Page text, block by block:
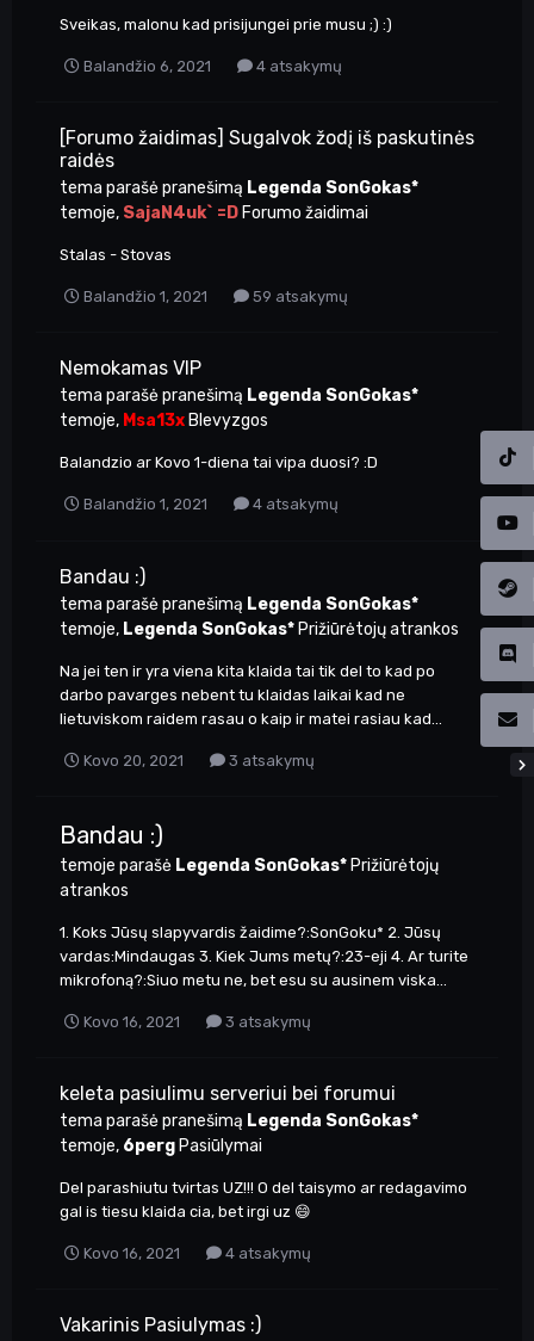
Sveikas, malonu kad prisijungei prie musu ;) :)
Balandžio 6, 2021 4 atsakymų
[Forumo žaidimas] Sugalvok žodį iš paskutinės
raidės
tema parašė pranešimą Legenda SonGokas*
temoje, SajaN4uk` =D Forumo žaidimai
Stalas - Stovas
Balandžio 1, 2021 59 atsakymų
Nemokamas VIP
tema parašė pranešimą Legenda SonGokas*
temoje, Msa13x Blevyzgos
Balandzio ar Kovo 1-diena tai vipa duosi? :D
Balandžio 1, 2021 4 atsakymų
Bandau :)
tema parašė pranešimą Legenda SonGokas*
temoje, Legenda SonGokas* Prižiūrėtojų atrankos
Na jei ten ir yra viena kita klaida tai tik del to kad po
darbo pavarges nebent tu klaidas laikai kad ne
lietuviskom raidem rasau o kaip ir matei rasiau kad...
Kovo 20, 2021 3 atsakymų
Bandau :)
temoje parašė Legenda SonGokas* Prižiūrėtojų
atrankos
1. Koks Jūsų slapyvardis žaidime?:SonGoku* 2. Jūsų
vardas:Mindaugas 3. Kiek Jums metų?:23-eji 4. Ar turite
mikrofoną?:Siuo metu ne, bet esu su ausinem viska...
Kovo 16, 2021 3 atsakymų
keleta pasiulimu serveriui bei forumui
tema parašė pranešimą Legenda SonGokas*
temoje, 6perg Pasiūlymai
Del parashiutu tvirtas UZ!!! O del taisymo ar redagavimo
gal is tiesu klaida cia, bet irgi uz 😄
Kovo 16, 2021 4 atsakymų
Vakarinis Pasiulymas :)